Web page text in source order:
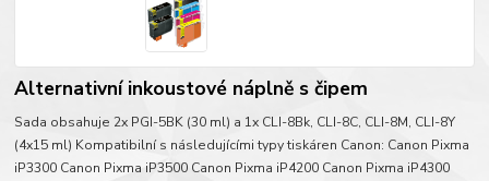
Alternativní inkoustové náplně s čipem
Sada obsahuje 2x PGI-5BK (30 ml) a 1x CLI-8Bk, CLI-8C, CLI-8M, CLI-8Y
(4x15 ml) Kompatibilní s následujícími typy tiskáren Canon: Canon Pixma
iP3300 Canon Pixma iP3500 Canon Pixma iP4200 Canon Pixma iP4300